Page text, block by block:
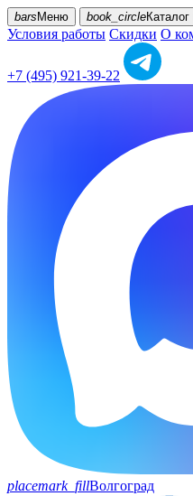
bars Меню book_circleКаталог
Условия работы Скидки О
+7 (495) 921-39-22
placemark_fillВолгоград